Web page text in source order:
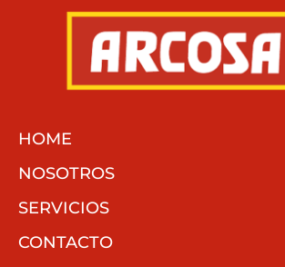
HOME
NOSOTROS
SERVICIOS
CONTACTO